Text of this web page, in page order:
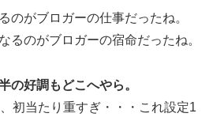
のがブロガーの仕事だったね。
るのがブロガーの宿命だったね。
の好調もどこへやら。
初当たり重すぎ・・・これ設定1